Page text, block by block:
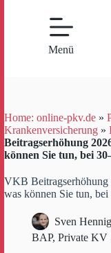
Menü
Home: online-pkv.de »
Krankenversicherung »
Beitragserhöhung
können Sie tun, bei
VKB
was können Sie tun,
Sven Hennig
BAP, Private KV